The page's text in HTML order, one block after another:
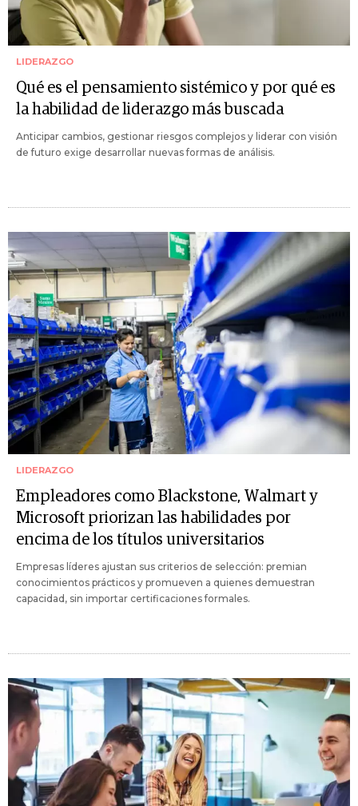
LIDERAZGO
Qué es el pensamiento sistémico y por qué es
la habilidad de liderazgo más buscada
Anticipar cambios, gestionar riesgos complejos y liderar con visión
de futuro exige desarrollar nuevas formas de análisis.
LIDERAZGO
Empleadores como Blackstone, Walmart y
Microsoft priorizan las habilidades por
encima de los títulos universitarios
Empresas líderes ajustan sus criterios de selección: premian
conocimientos prácticos y promueven a quienes demuestran
capacidad, sin importar certificaciones formales.